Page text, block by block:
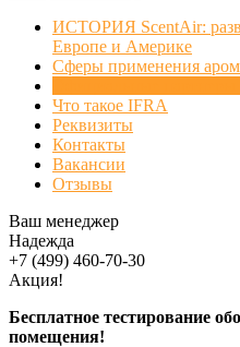
ИСТОРИЯ ScentAir:
Европе и Америке
Сферы применения
Что такое IFRA
Реквизиты
Контакты
Вакансии
Отзывы
Ваш менеджер
Надежда
+7 (499) 460-70-30
Акция!
Бесплатное тестирование
помещения!